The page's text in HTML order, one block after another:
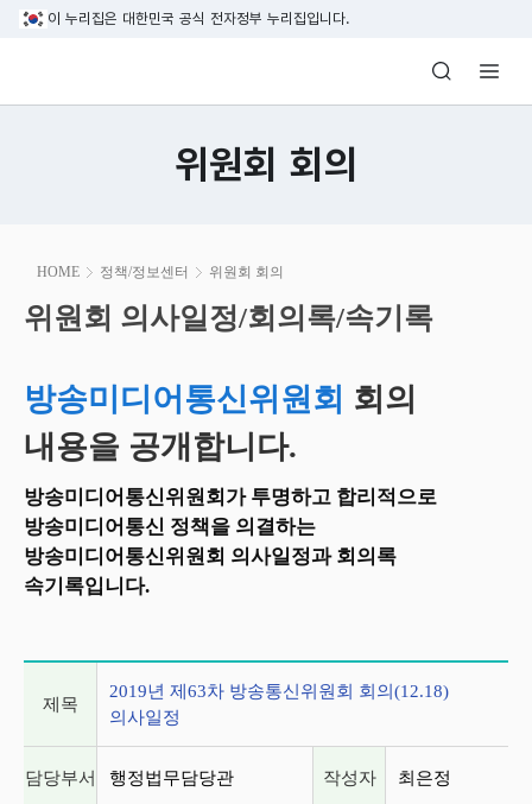
본문 바로가기
이 누리집은 대한민국 공식 전자정부 누리집입니다.
방송미디어통신위원회 Korea Media
위원회 회의
HOME 정책/정보센터 위원회 회의
위원회 의사일정/회의록/속기록
시
작
위원회 의사일정/회의록/속기록
방송미디어통신위원회 회의
내용을 공개합니다.
방송미디어통신위원회가 투명하고 합리적으로
방송미디어통신 정책을 의결하는
방송미디어통신위원회 의사일정과 회의록
속기록입니다.
제목
2019년 제63차 방송통신위원회 회의(12.18)
의사일정
담당부서 행정법무담당관 작성자 최은정